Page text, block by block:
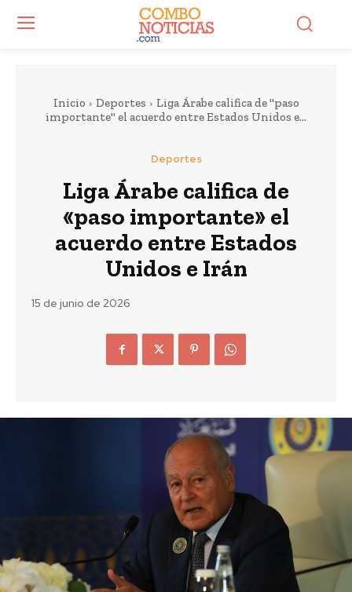
Inicio Deportes
Liga Árabe califica de "paso
importante" el acuerdo entre Estados Unidos e...
Deportes
Liga Árabe califica de
«paso importante» el
acuerdo entre Estados
Unidos e Irán
15 de junio de 2026